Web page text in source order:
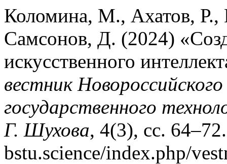
Коломина, М., Ахатов,
Самсонов, Д. (2024)
искусственного
вестник
государственного
Г. Шухова, 4(3), сс.
bstu.science/index.php/